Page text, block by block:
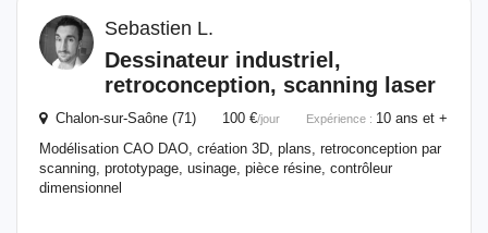
Sebastien L.
Dessinateur industriel ,
retroconception, scanning laser
Chalon-sur-Saône (71) 100 €/jour Expérience : 10 ans et +
Modélisation CAO DAO, création 3D, plans, retroconception par
scanning, prototypage, usinage, pièce résine, contrôleur
dimensionnel